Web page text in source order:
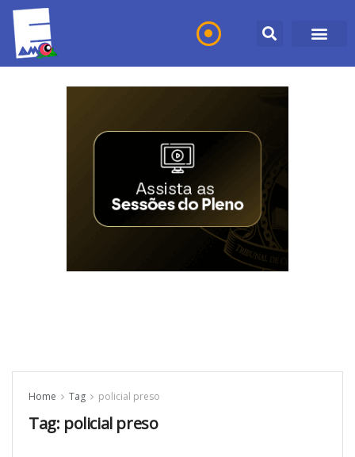
Home Tag policial preso
Tag: policial preso